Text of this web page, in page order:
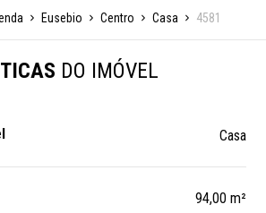
Eusebio Centro Casa 4581
DO IMÓVEL
Casa
94,00 m²